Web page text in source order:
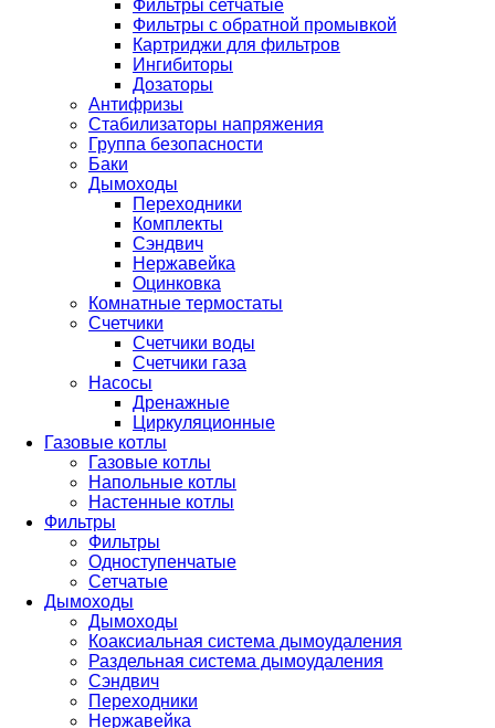
Фильтры сетчатые
Фильтры с обратной промывкой
Картриджи для фильтров
Ингибиторы
Дозаторы
Антифризы
Стабилизаторы напряжения
Группа безопасности
Баки
Дымоходы
Переходники
Комплекты
Сэндвич
Нержавейка
Оцинковка
Комнатные термостаты
Счетчики
Счетчики воды
Счетчики газа
Насосы
Дренажные
Циркуляционные
Газовые котлы
Газовые котлы
Напольные котлы
Настенные котлы
Фильтры
Фильтры
Одноступенчатые
Сетчатые
Дымоходы
Дымоходы
Коаксиальная система дымоудаления
Раздельная система дымоудаления
Сэндвич
Переходники
Нержавейка